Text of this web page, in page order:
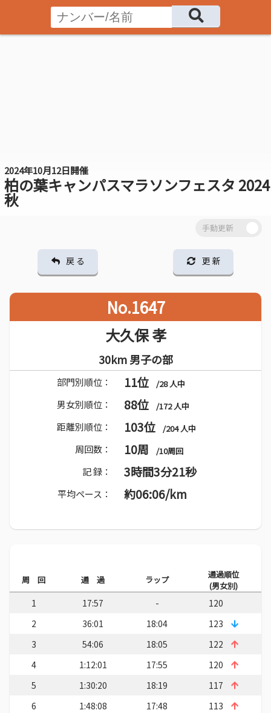
2024年10月12日開催
柏の葉キャンパスマラソンフェスタ 2024
秋
戻 る 更 新
No.1647
大久保 孝
30km 男子の部
部門別順位： 11位 /28 人中
男女別順位： 88位 /172 人中
距離別順位： 103位 /204 人中
周回数： 10周 /10周回
記 録： 3時間3分21秒
平均ペース： 約06:06/km
周 回 通 過 ラップ
通過順位
(男女別)
1 17:57 -
120
2
36:01 18:04
123
3
54:06 18:05
122
4
1:12:01 17:55
120
5
1:30:20 18:19
117
6
1:48:08 17:48
113